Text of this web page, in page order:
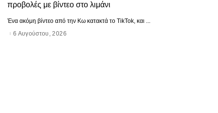
προβολές με βίντεο στο λιμάνι
Ένα ακόμη βίντεο από την Κω κατακτά το TikTok, και ...
6 Αυγούστου, 2026